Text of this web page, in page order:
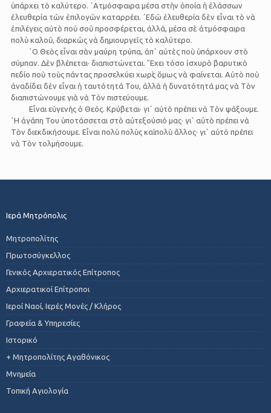
ὑπάρχει τὸ καλύτερο. ᾿Ατμόσφαιρα μέσα στὴν ὁποία ἡ ἐλάσσων
ἐλευθερία τῶν ἐπιλογῶν καταρρέει. ᾿Εδῶ ἐλευθερία δὲν εἶναι τὸ νὰ
ἐπιλέγεις αὐτὸ ποὺ σοῦ προσφέρεται, ἀλλά, μέσα σὲ ἀτμόσφαιρα
πολὺ καλοῦ, διαρκῶς νὰ δημιουργεῖς τὸ καλύτερο.
῾Ο Θεὸς εἶναι σὰν μαύρη τρύπα, ἀπ᾿ αὐτὲς ποὺ ὑπάρχουν στὸ
σύμπαν. Δὲν βλέπεται· διαπιστώνεται. ῎Εχει τόσο ἰσχυρὸ βαρυτικὸ
πεδίο ποὺ τοὺς πάντας προσελκύει χωρὶς ὅμως νὰ φαίνεται. Αὐτὸ ποὺ
ἀναδίδει δὲν εἶναι ἡ ταυτότητά Του, ἀλλὰ ἡ δυνατότητά μας νὰ Τὸν
διαπιστώνουμε γιὰ νὰ Τὸν πιστεύουμε.
Εἶναι εὐγενὴς ὁ Θεός. Κρύβεται· γι᾿ αὐτὸ πρέπει νὰ Τὸν ψάξουμε.
῾Η ἀγάπη Του ὑποτάσσεται στὸ αὐτεξούσιό μας· γι᾿ αὐτὸ πρέπει νὰ
Τὸν διεκδικήσουμε. Εἶναι πολὺ πολὺς καὶ πολὺ ἄλλος· γι᾿ αὐτὸ πρέπει
νὰ Τὸν τολμήσουμε.
Ιερά Μητρόπολις
Μητροπολίτης
Πρωτοσύγκελλος
Γενικός Αρχιερατικός Επίτροπος
Αρχιερατικοί Επίτροποι
Ιεροί Ναοί, Ιερές Μονές / Κλήρος
Γραφεία & Υπηρεσίες
Ιστορικό
+ Μητροπολίτης Αγαθόνικος
Μνημεία
Τοπική Αγιολογία